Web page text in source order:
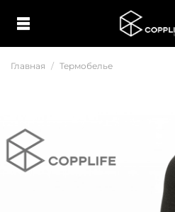
Главная Термобелье